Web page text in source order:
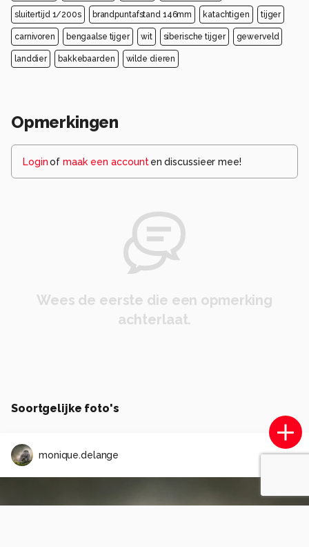
sluitertijd 1/200s brandpuntafstand 146mm katachtigen tijger
carnivoren bengaalse tijger wit siberische tijger gewerveld
landdier bakkebaarden wilde dieren
Opmerkingen
Loginof maak een account en discussieer mee!
Wees de eerste die een opmerking
achterlaat.
Soortgelijke foto's
monique.delange